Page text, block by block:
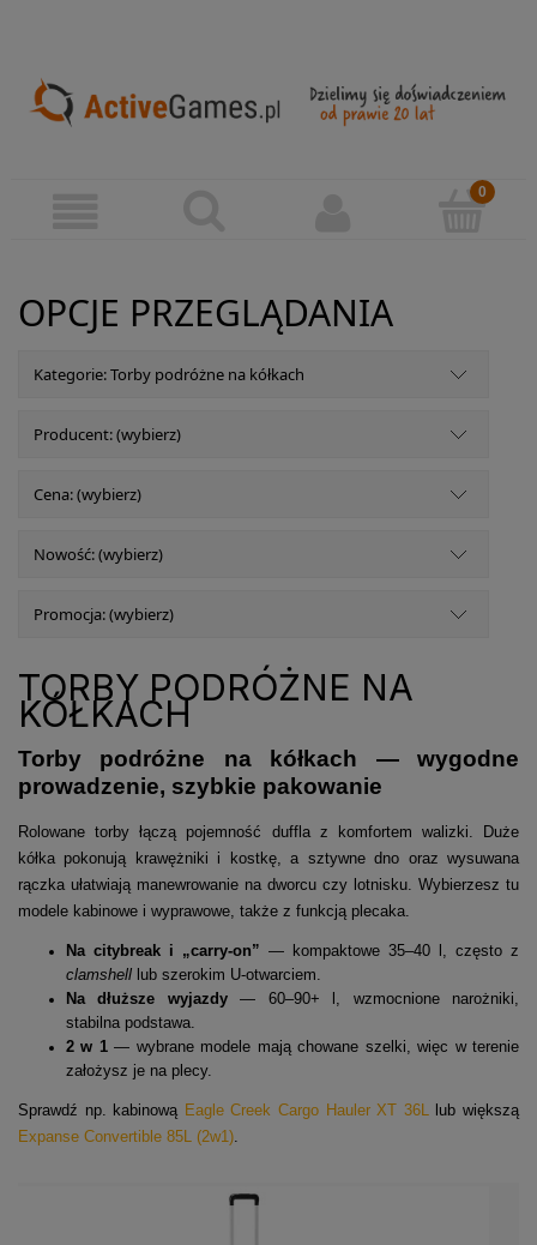
OPCJE PRZEGLĄDANIA
Kategorie: Torby podróżne na kółkach
Producent: (wybierz)
Cena: (wybierz)
Nowość: (wybierz)
Promocja: (wybierz)
TORBY PODRÓŻNE NA
KÓŁKACH
Torby podróżne na kółkach — wygodne
prowadzenie, szybkie pakowanie
Rolowane torby łączą pojemność duffla z komfortem walizki. Duże
kółka pokonują krawężniki i kostkę, a sztywne dno oraz wysuwana
rączka ułatwiają manewrowanie na dworcu czy lotnisku. Wybierzesz tu
modele kabinowe i wyprawowe, także z funkcją plecaka.
Na citybreak i „carry-on” — kompaktowe 35–40 l, często z
clamshell lub szerokim U-otwarciem.
Na dłuższe wyjazdy— 60–90+ l, wzmocnione narożniki,
stabilna podstawa.
2 w 1— wybrane modele mają chowane szelki, więc w terenie
założysz je na plecy.
Sprawdź np. kabinową Eagle Creek Cargo Hauler XT 36L
lub większą
Expanse Convertible 85L (2w1)